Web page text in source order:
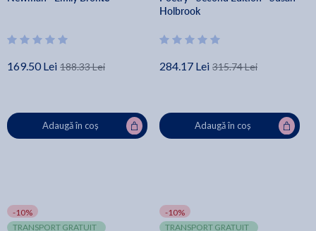
169.50 Lei 188.33 Lei
Adaugă în coș
Holbrook
284.17 Lei 315.74 Lei
Adaugă în coș
-10%
TRANSPORT GRATUIT
-10%
TRANSPORT GRATUIT